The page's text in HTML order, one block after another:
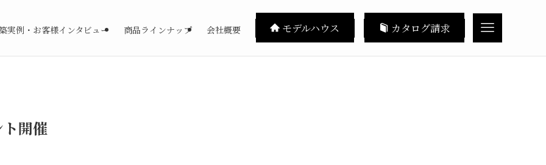
実例・お客様インタビュー 商品ラインナップ 会社概要 モデルハウス カタログ請求
開催